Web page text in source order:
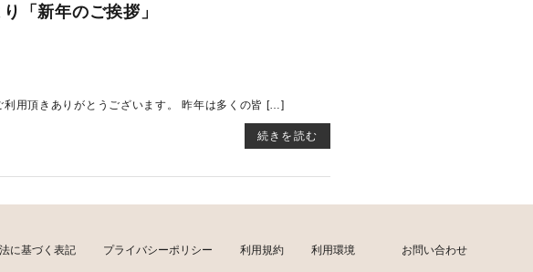
「新年のご挨拶」
用頂きありがとうございます。 昨年は多くの皆 […]
続きを読む
に基づく表記 プライバシーポリシー 利用規約 利用環境 お問い合わせ